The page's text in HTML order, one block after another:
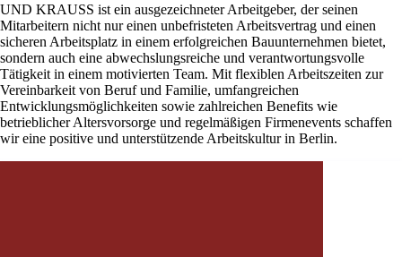
UND KRAUSS ist ein ausgezeichneter Arbeitgeber, der seinen
Mitarbeitern nicht nur einen unbefristeten Arbeitsvertrag und einen
sicheren Arbeitsplatz in einem erfolgreichen Bauunternehmen bietet,
sondern auch eine abwechslungsreiche und verantwortungsvolle
Tätigkeit in einem motivierten Team. Mit flexiblen Arbeitszeiten zur
Vereinbarkeit von Beruf und Familie, umfangreichen
Entwicklungsmöglichkeiten sowie zahlreichen Benefits wie
betrieblicher Altersvorsorge und regelmäßigen Firmenevents schaffen
wir eine positive und unterstützende Arbeitskultur in Berlin.